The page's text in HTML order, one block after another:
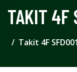
TAKIT 4F
Takit 4F